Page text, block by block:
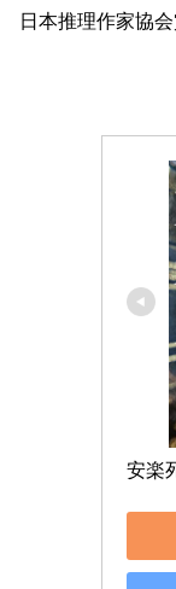
日本推理作家協
安楽